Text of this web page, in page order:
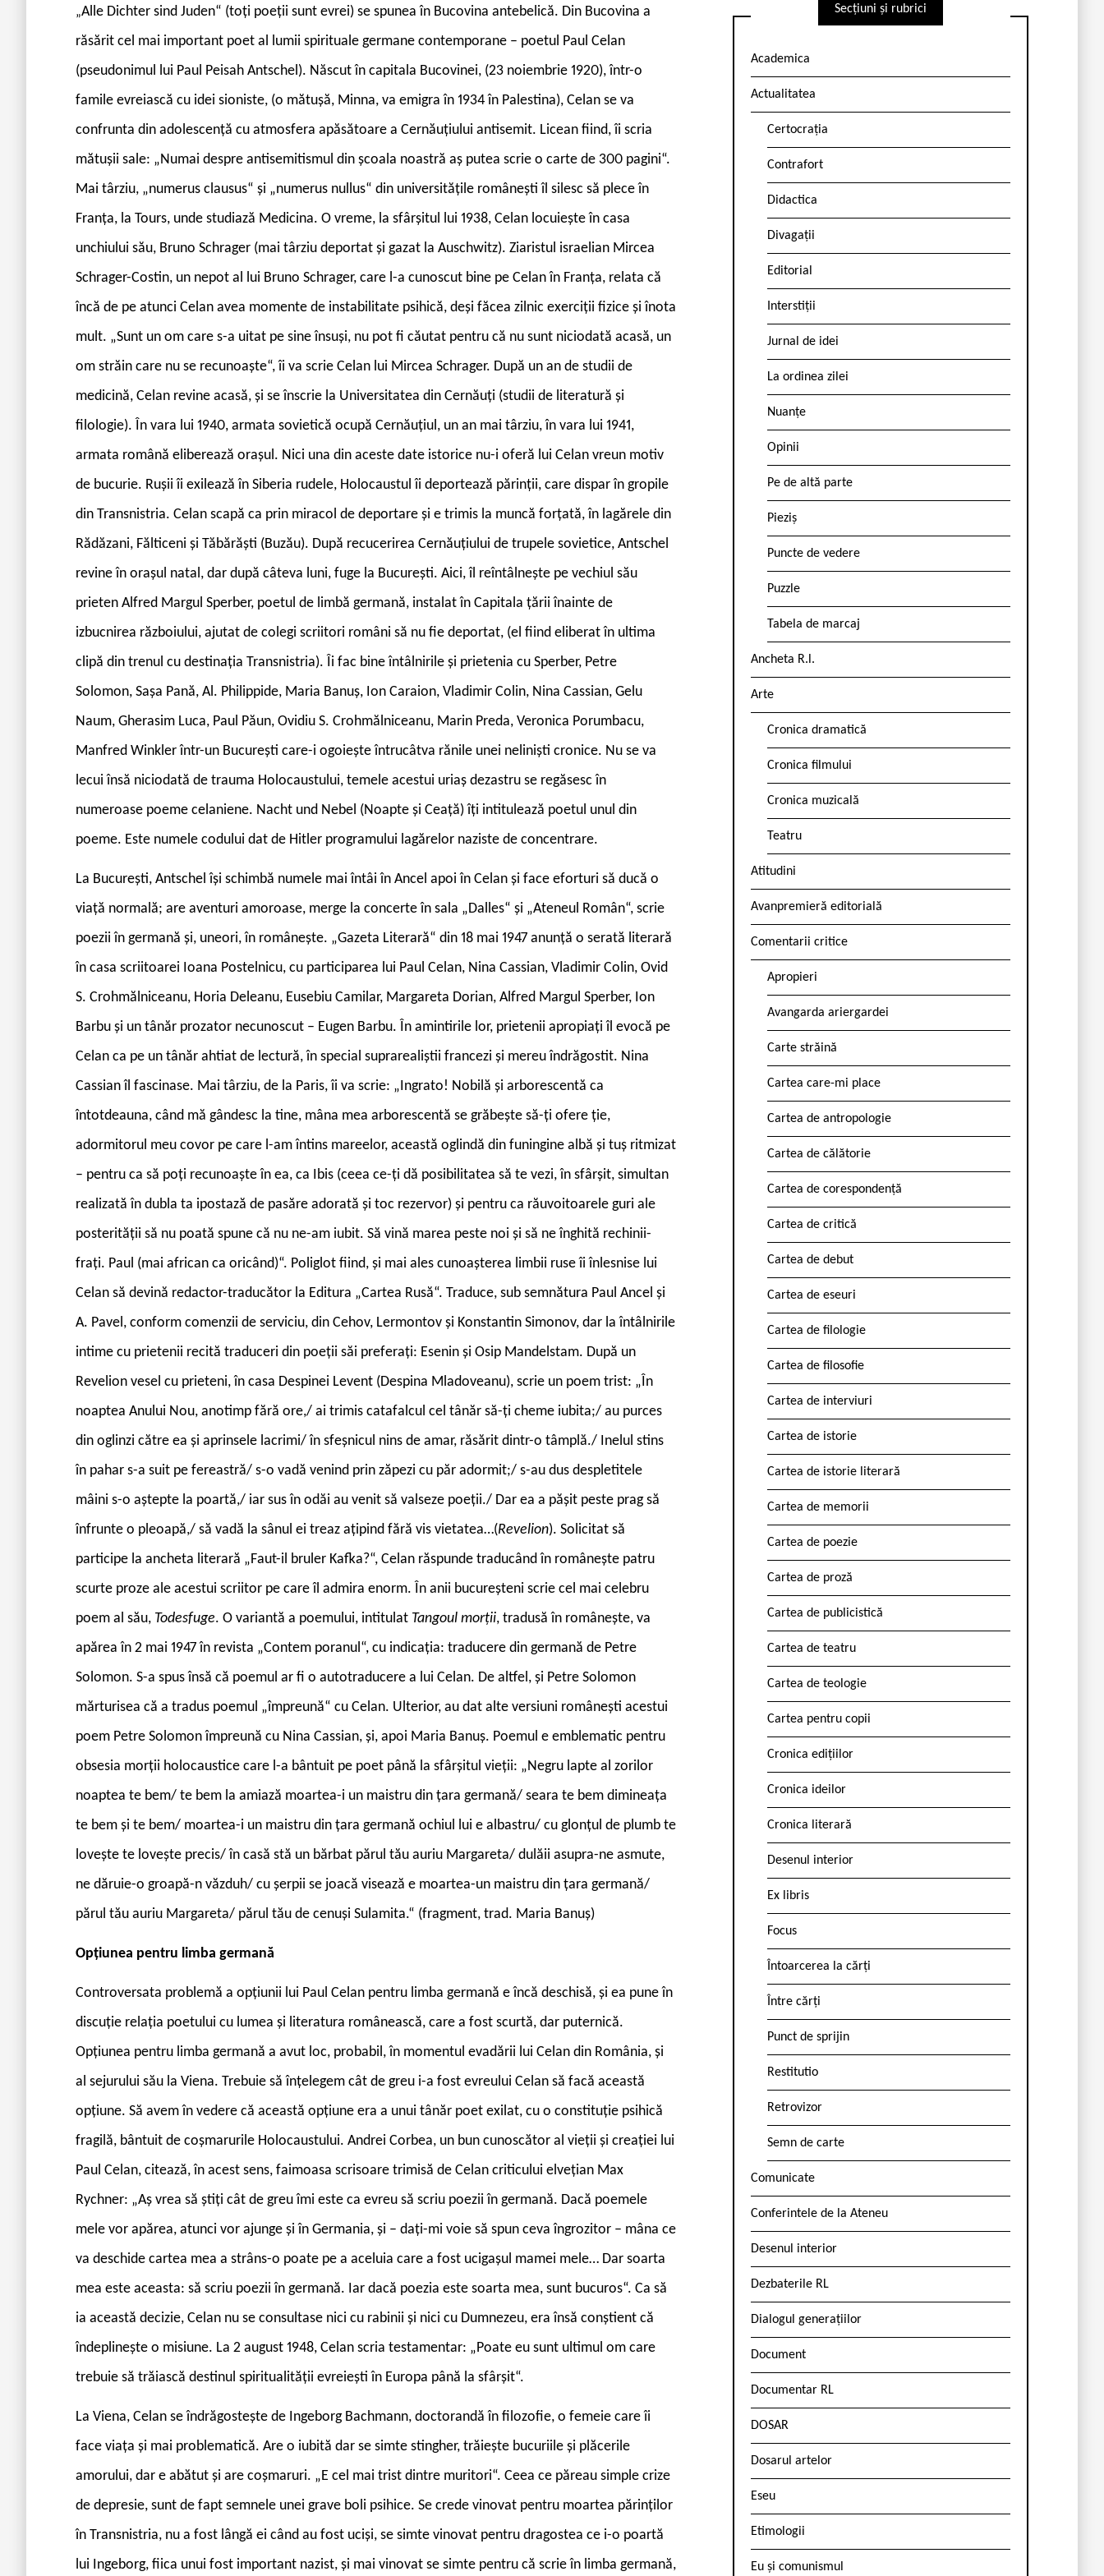
„Alle Dichter sind Juden“ (toți poeții sunt evrei) se spunea în Bucovina antebelică. Din Bucovina a
răsărit cel mai important poet al lumii spirituale germane contemporane – poetul Paul Celan
(pseudonimul lui Paul Peisah Antschel). Născut în capitala Bucovinei, (23 noiembrie 1920), într-o
famile evreiască cu idei sioniste, (o mătușă, Minna, va emigra în 1934 în Palestina), Celan se va
confrunta din adolescență cu atmosfera apăsătoare a Cernăuțiului antisemit. Licean fiind, îi scria
mătușii sale: „Numai despre antisemitismul din școala noastră aș putea scrie o carte de 300 pagini“.
Mai târziu, „numerus clausus“ și „numerus nullus“ din universitățile românești îl silesc să plece în
Franța, la Tours, unde studiază Medicina. O vreme, la sfârșitul lui 1938, Celan locuiește în casa
unchiului său, Bruno Schrager (mai târziu deportat și gazat la Auschwitz). Ziaristul israelian Mircea
Schrager-Costin, un nepot al lui Bruno Schrager, care l-a cunoscut bine pe Celan în Franța, relata că
încă de pe atunci Celan avea momente de instabilitate psihică, deși făcea zilnic exerciții fizice și înota
mult. „Sunt un om care s-a uitat pe sine însuși, nu pot fi căutat pentru că nu sunt niciodată acasă, un
om străin care nu se recunoaște“, îi va scrie Celan lui Mircea Schrager. După un an de studii de
medicină, Celan revine acasă, și se înscrie la Universitatea din Cernăuți (studii de literatură și
filologie). În vara lui 1940, armata sovietică ocupă Cernăuțiul, un an mai târziu, în vara lui 1941,
armata română eliberează orașul. Nici una din aceste date istorice nu-i oferă lui Celan vreun motiv
de bucurie. Rușii îi exilează în Siberia rudele, Holocaustul îi deportează părinții, care dispar în gropile
din Transnistria. Celan scapă ca prin miracol de deportare și e trimis la muncă forțată, în lagărele din
Rădăzani, Fălticeni și Tăbărăști (Buzău). După recucerirea Cernăuțiului de trupele sovietice, Antschel
revine în orașul natal, dar după câteva luni, fuge la București. Aici, îl reîntâlnește pe vechiul său
prieten Alfred Margul Sperber, poetul de limbă germană, instalat în Capitala țării înainte de
izbucnirea războiului, ajutat de colegi scriitori români să nu fie deportat, (el fiind eliberat în ultima
clipă din trenul cu destinația Transnistria). Îi fac bine întâlnirile și prietenia cu Sperber, Petre
Solomon, Sașa Pană, Al. Philippide, Maria Banuș, Ion Caraion, Vladimir Colin, Nina Cassian, Gelu
Naum, Gherasim Luca, Paul Păun, Ovidiu S. Crohmălniceanu, Marin Preda, Veronica Porumbacu,
Manfred Winkler într-un București care-i ogoiește întrucâtva rănile unei neliniști cronice. Nu se va
lecui însă niciodată de trauma Holocaustului, temele acestui uriaș dezastru se regăsesc în
numeroase poeme celaniene. Nacht und Nebel (Noapte și Ceață) îți intitulează poetul unul din
poeme. Este numele codului dat de Hitler programului lagărelor naziste de concentrare.
La București, Antschel își schimbă numele mai întâi în Ancel apoi în Celan și face eforturi să ducă o
viață normală; are aventuri amoroase, merge la concerte în sala „Dalles“ și „Ateneul Român“, scrie
poezii în germană și, uneori, în românește. „Gazeta Literară“ din 18 mai 1947 anunță o serată literară
în casa scriitoarei Ioana Postelnicu, cu participarea lui Paul Celan, Nina Cassian, Vladimir Colin, Ovid
S. Crohmălniceanu, Horia Deleanu, Eusebiu Camilar, Margareta Dorian, Alfred Margul Sperber, Ion
Barbu și un tânăr prozator necunoscut – Eugen Barbu. În amintirile lor, prietenii apropiați îl evocă pe
Celan ca pe un tânăr ahtiat de lectură, în special suprarealiștii francezi și mereu îndrăgostit. Nina
Cassian îl fascinase. Mai târziu, de la Paris, îi va scrie: „Ingrato! Nobilă și arborescentă ca
întotdeauna, când mă gândesc la tine, mâna mea arborescentă se grăbește să-ți ofere ție,
adormitorul meu covor pe care l-am întins mareelor, această oglindă din funingine albă și tuș ritmizat
– pentru ca să poți recunoaște în ea, ca Ibis (ceea ce-ți dă posibilitatea să te vezi, în sfârșit, simultan
realizată în dubla ta ipostază de pasăre adorată și toc rezervor) și pentru ca răuvoitoarele guri ale
posterității să nu poată spune că nu ne-am iubit. Să vină marea peste noi și să ne înghită rechinii-
frați. Paul (mai african ca oricând)“. Poliglot fiind, și mai ales cunoașterea limbii ruse îi înlesnise lui
Celan să devină redactor-traducător la Editura „Cartea Rusă“. Traduce, sub semnătura Paul Ancel și
A. Pavel, conform comenzii de serviciu, din Cehov, Lermontov și Konstantin Simonov, dar la întâlnirile
intime cu prietenii recită traduceri din poeții săi preferați: Esenin și Osip Mandelstam. După un
Revelion vesel cu prieteni, în casa Despinei Levent (Despina Mladoveanu), scrie un poem trist: „În
noaptea Anului Nou, anotimp fără ore,/ ai trimis catafalcul cel tânăr să-ți cheme iubita;/ au purces
din oglinzi către ea și aprinsele lacrimi/ în sfeșnicul nins de amar, răsărit dintr-o tâmplă./ Inelul stins
în pahar s-a suit pe fereastră/ s-o vadă venind prin zăpezi cu păr adormit;/ s-au dus despletitele
mâini s-o aștepte la poartă,/ iar sus în odăi au venit să valseze poeții./ Dar ea a pășit peste prag să
înfrunte o pleoapă,/ să vadă la sânul ei treaz ațipind fără vis vietatea…(Revelion). Solicitat să
participe la ancheta literară „Faut-il bruler Kafka?“, Celan răspunde traducând în românește patru
scurte proze ale acestui scriitor pe care îl admira enorm. În anii bucureșteni scrie cel mai celebru
poem al său, Todesfuge. O variantă a poemului, intitulat Tangoul morții, tradusă în românește, va
apărea în 2 mai 1947 în revista „Contem poranul“, cu indicația: traducere din germană de Petre
Solomon. S-a spus însă că poemul ar fi o autotraducere a lui Celan. De altfel, și Petre Solomon
mărturisea că a tradus poemul „împreună“ cu Celan. Ulterior, au dat alte versiuni românești acestui
poem Petre Solomon împreună cu Nina Cassian, și, apoi Maria Banuș. Poemul e emblematic pentru
obsesia morții holocaustice care l-a bântuit pe poet până la sfârșitul vieții: „Negru lapte al zorilor
noaptea te bem/ te bem la amiază moartea-i un maistru din țara germană/ seara te bem dimineața
te bem și te bem/ moartea-i un maistru din țara germană ochiul lui e albastru/ cu glonțul de plumb te
lovește te lovește precis/ în casă stă un bărbat părul tău auriu Margareta/ dulăii asupra-ne asmute,
ne dăruie-o groapă-n văzduh/ cu șerpii se joacă visează e moartea-un maistru din țara germană/
părul tău auriu Margareta/ părul tău de cenuși Sulamita.“ (fragment, trad. Maria Banuș)
Opțiunea pentru limba germană
Controversata problemă a opțiunii lui Paul Celan pentru limba germană e încă deschisă, și ea pune în
discuție relația poetului cu lumea și literatura românească, care a fost scurtă, dar puternică.
Opțiunea pentru limba germană a avut loc, probabil, în momentul evadării lui Celan din România, și
al sejurului său la Viena. Trebuie să înțelegem cât de greu i-a fost evreului Celan să facă această
opțiune. Să avem în vedere că această opțiune era a unui tânăr poet exilat, cu o constituție psihică
fragilă, bântuit de coșmarurile Holocaustului. Andrei Corbea, un bun cunoscător al vieții și creației lui
Paul Celan, citează, în acest sens, faimoasa scrisoare trimisă de Celan criticului elvețian Max
Rychner: „Aș vrea să știți cât de greu îmi este ca evreu să scriu poezii în germană. Dacă poemele
mele vor apărea, atunci vor ajunge și în Germania, și – dați-mi voie să spun ceva îngrozitor – mâna ce
va deschide cartea mea a strâns-o poate pe a aceluia care a fost ucigașul mamei mele… Dar soarta
mea este aceasta: să scriu poezii în germană. Iar dacă poezia este soarta mea, sunt bucuros“. Ca să
ia această decizie, Celan nu se consultase nici cu rabinii și nici cu Dumnezeu, era însă conștient că
îndeplinește o misiune. La 2 august 1948, Celan scria testamentar: „Poate eu sunt ultimul om care
trebuie să trăiască destinul spiritualității evreiești în Europa până la sfârșit“.
La Viena, Celan se îndrăgostește de Ingeborg Bachmann, doctorandă în filozofie, o femeie care îi
face viața și mai problematică. Are o iubită dar se simte stingher, trăiește bucuriile și plăcerile
amorului, dar e abătut și are coșmaruri. „E cel mai trist dintre muritori“. Ceea ce păreau simple crize
de depresie, sunt de fapt semnele unei grave boli psihice. Se crede vinovat pentru moartea părinților
în Transnistria, nu a fost lângă ei când au fost uciși, se simte vinovat pentru dragostea ce i-o poartă
lui Ingeborg, fiica unui fost important nazist, și mai vinovat se simte pentru că scrie în limba germană,
Secțiuni și rubrici
Academica
Actualitatea
Certocrația
Contrafort
Didactica
Divagații
Editorial
Interstiții
Jurnal de idei
La ordinea zilei
Nuanțe
Opinii
Pe de altă parte
Pieziș
Puncte de vedere
Puzzle
Tabela de marcaj
Ancheta R.l.
Arte
Cronica dramatică
Cronica filmului
Cronica muzicală
Teatru
Atitudini
Avanpremieră editorială
Comentarii critice
Apropieri
Avangarda ariergardei
Carte străină
Cartea care-mi place
Cartea de antropologie
Cartea de călătorie
Cartea de corespondență
Cartea de critică
Cartea de debut
Cartea de eseuri
Cartea de filologie
Cartea de filosofie
Cartea de interviuri
Cartea de istorie
Cartea de istorie literară
Cartea de memorii
Cartea de poezie
Cartea de proză
Cartea de publicistică
Cartea de teatru
Cartea de teologie
Cartea pentru copii
Cronica edițiilor
Cronica ideilor
Cronica literară
Desenul interior
Ex libris
Focus
Întoarcerea la cărți
Între cărți
Punct de sprijin
Restitutio
Retrovizor
Semn de carte
Comunicate
Conferintele de la Ateneu
Desenul interior
Dezbaterile RL
Dialogul generațiilor
Document
Documentar RL
DOSAR
Dosarul artelor
Eseu
Etimologii
Eu și comunismul